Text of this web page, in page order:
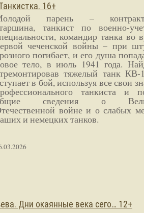
16+
парень –
танкист по военно-
командир танка во
чеченской войны – при
погибает, и его душа
тело, в июль 1941 года.
тяжелый танк
в бой, используя все свои
танкиста и
сведения о
войне и о слабых
и немецких танков.
Дни окаянные века сего… 12+